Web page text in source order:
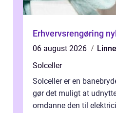
Erhvervsrengøring
06 august 2026
Solceller
Solceller er en
gør det muligt at
omdanne den til